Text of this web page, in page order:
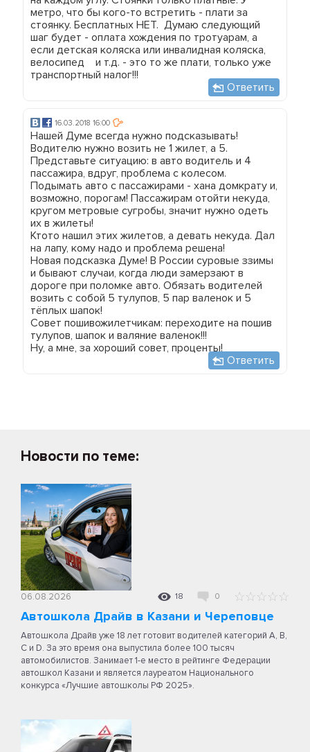
метро, что бы кого-то встретить - плати за
стоянку. Бесплатных НЕТ. Думаю следующий
шаг будет - оплата хождения по тротуарам, а
если детская коляска или инвалидная коляска,
велосипед и т.д. - это то же плати, только уже
транспортный налог!!!
Ответить
16.03.2018 16:00
Нашей Думе всегда нужно подсказывать!
Водителю нужно возить не 1 жилет, а 5.
Представьте ситуацию: в авто водитель и 4
пассажира, вдруг, проблема с колесом.
Подымать авто с пассажирами - хана домкрату и,
возможно, порогам! Пассажирам отойти некуда,
кругом метровые сугробы, значит нужно одеть
их в жилеты!
Ктото нашил этих жилетов, а девать некуда. Дал
на лапу, кому надо и проблема решена!
Новая подсказка Думе! В России суровые ззимы
и бывают случаи, когда люди замерзают в
дороге при поломке авто. Обязать водителей
возить с собой 5 тулупов, 5 пар валенок и 5
тёплых шапок!
Совет пошивожилетчикам: переходите на пошив
тулупов, шапок и валяние валенок!!!
Ну, а мне, за хороший совет, проценты!
Ответить
Новости по теме:
06.08.2026 18 0
Автошкола Драйв в Казани и Череповце
Автошкола Драйв уже 18 лет готовит водителей категорий A, B,
C и D. За это время она выпустила более 100 тысяч
автомобилистов. Занимает 1-е место в рейтинге Федерации
автошкол Казани и является лауреатом Национального
конкурса «Лучшие автошколы РФ 2025».